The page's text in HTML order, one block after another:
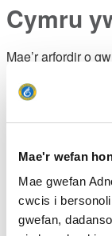
Mae'r wefan
Mae gwefan
cwcis i
gwefan,
Cymru
Mae’r arfordir o
agos iawn at fy
innau hefyd yn
gwersyll yr Urdd
Mae’r dirwedd
Rwyf hefyd yn
gyda’i daeareg